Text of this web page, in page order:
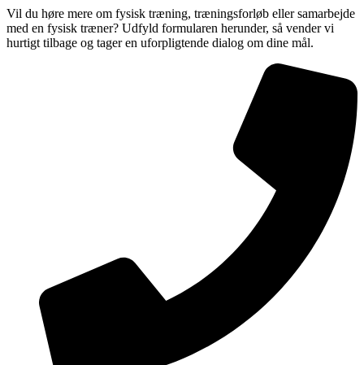
Vil du høre mere om fysisk træning, træningsforløb eller samarbejde
med en fysisk træner? Udfyld formularen herunder, så vender vi
hurtigt tilbage og tager en uforpligtende dialog om dine mål.